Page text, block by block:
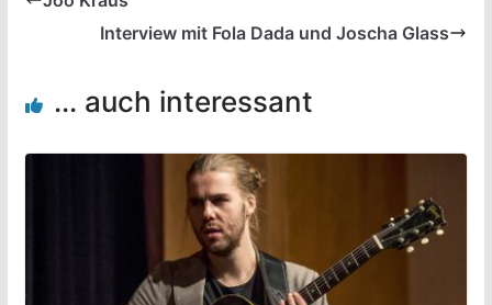
Interview mit Fola Dada und Joscha Glass
... auch interessant